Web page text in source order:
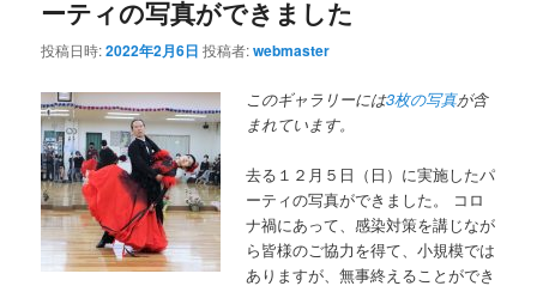
ーティの写真ができました
投稿日時:2022年2月6日 投稿者:webmaster
このギャラリーには3枚の写真が含
まれています。
去る１２月５日（日）に実施したパ
ーティの写真ができました。 コロ
ナ禍にあって、感染対策を講じなが
ら皆様のご協力を得て、小規模では
ありますが、無事終えることができ